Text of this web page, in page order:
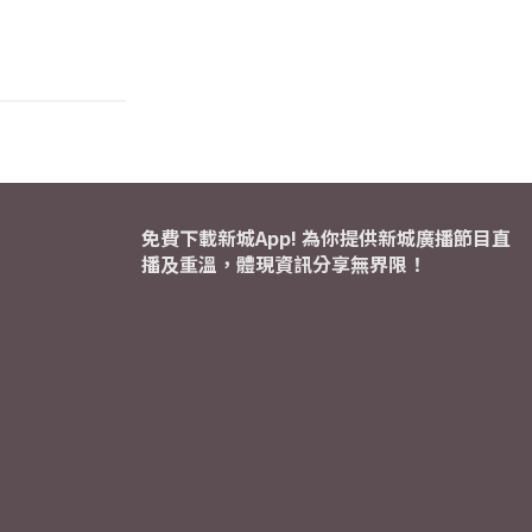
免費下載新城App! 為你提供新城廣播節目直
播及重溫，體現資訊分享無界限！